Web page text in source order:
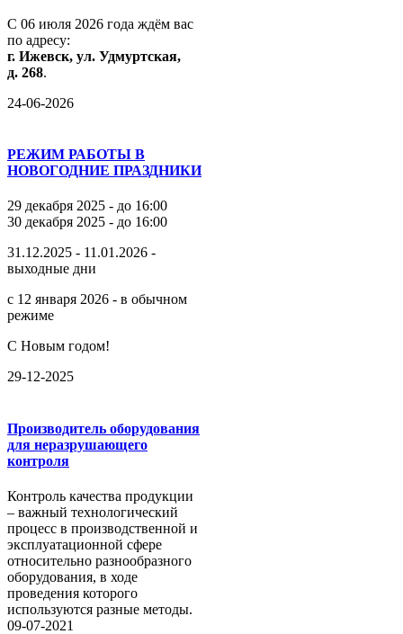
С 06 июля 2026 года ждём вас
по адресу:
г. Ижевск, ул. Удмуртская,
д. 268.
24-06-2026
РЕЖИМ РАБОТЫ В
НОВОГОДНИЕ ПРАЗДНИКИ
29 декабря 2025 - до 16:00
30 декабря 2025 - до 16:00
31.12.2025 - 11.01.2026 -
выходные дни
с 12 января 2026 - в обычном
режиме
С Новым годом!
29-12-2025
Производитель оборудования
для неразрушающего
контроля
Контроль качества продукции
– важный технологический
процесс в производственной и
эксплуатационной сфере
относительно разнообразного
оборудования, в ходе
проведения которого
используются разные методы.
09-07-2021